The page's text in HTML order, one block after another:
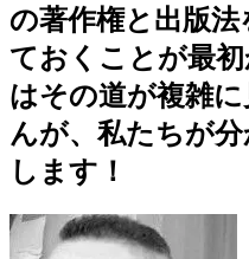
の著作権と出版
ておくことが最
はその道が複雑
んが、私たちが
します！